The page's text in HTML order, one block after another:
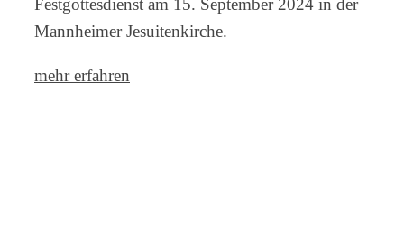
Mannheimer Jesuitenkirche.
mehr erfahren